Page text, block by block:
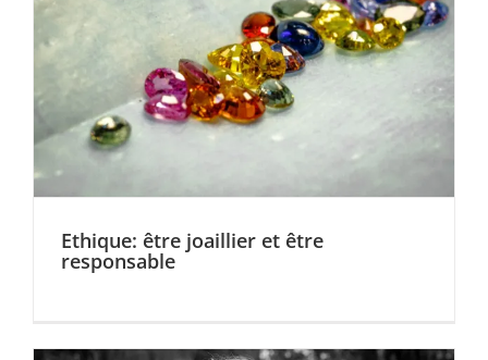
Ethique: être joaillier et être
responsable